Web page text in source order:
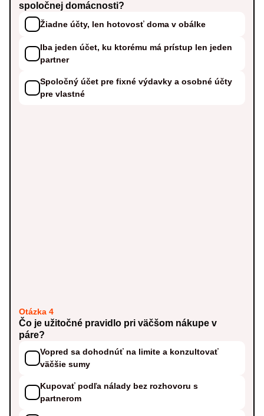
spoločnej domácnosti?
Žiadne účty, len hotovosť doma v obálke
Iba jeden účet, ku ktorému má prístup len jeden
partner
Spoločný účet pre fixné výdavky a osobné účty
pre vlastné
Otázka 4
Čo je užitočné pravidlo pri väčšom nákupe v
páre?
Vopred sa dohodnúť na limite a konzultovať
väčšie sumy
Kupovať podľa nálady bez rozhovoru s
partnerom